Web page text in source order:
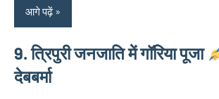
आगे पढ़ें
9. त्रिपुरी जनजाति में गॉरिया पूजा
देबबर्मा